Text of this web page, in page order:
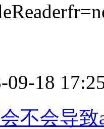
09-18
不会导